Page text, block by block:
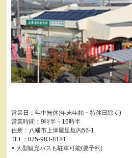
営業日：年中無休(年末年始・特休日除く)
営業時間：9時半～16時半
住所：八幡市上津屋里垣内56-1
TEL：075-983-8181
※ 大型観光バスも駐車可能(要予約)